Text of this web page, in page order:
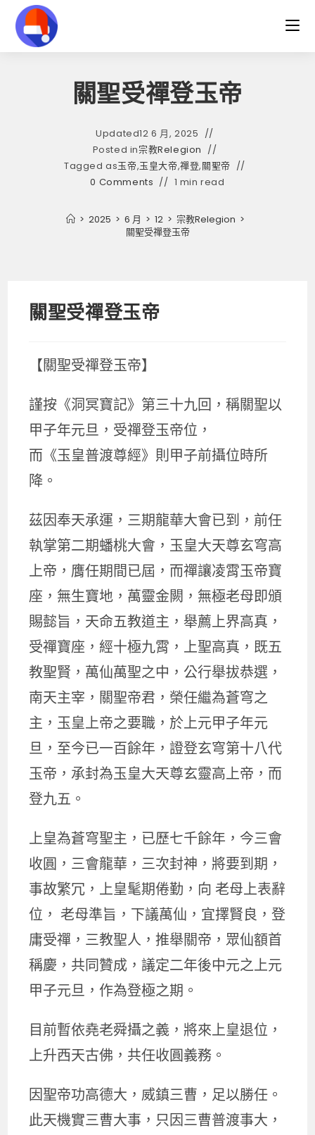
content
關聖受禪登玉帝
Updated12 6 月, 2025
Posted in宗教Relegion
Tagged as玉帝,玉皇大帝,禪登,關聖帝
0 Comments
1 min read
> 2025 > 6 月 > 12 > 宗教Relegion >
關聖受禪登玉帝
關聖受禪登玉帝
【關聖受禪登玉帝】
謹按《洞冥寶記》第三十九回，稱關聖以
甲子年元旦，受禪登玉帝位，
而《玉皇普渡尊經》則甲子前攝位時所
降。
茲因奉天承運，三期龍華大會已到，前任
執掌第二期蟠桃大會，玉皇大天尊玄穹高
上帝，膺任期間已屆，而禪讓凌霄玉帝寶
座，無生寶地，萬靈金闕，無極老母即頒
賜懿旨，天命五教道主，舉薦上界高真，
受禪寶座，經十極九霄，上聖高真，既五
教聖賢，萬仙萬聖之中，公行舉拔恭選，
南天主宰，關聖帝君，榮任繼為蒼穹之
主，玉皇上帝之要職，於上元甲子年元
旦，至今已一百餘年，證登玄穹第十八代
玉帝，承封為玉皇大天尊玄靈高上帝，而
登九五。
上皇為蒼穹聖主，已歷七千餘年，今三會
收圓，三會龍華，三次封神，將要到期，
事故繁冗，上皇髦期倦勤，向 老母上表辭
位， 老母準旨，下議萬仙，宜擇賢良，登
庸受禪，三教聖人，推舉關帝，眾仙額首
稱慶，共同贊成，議定二年後中元之上元
甲子元旦，作為登極之期。
目前暫依堯老舜攝之義，將來上皇退位，
上升西天古佛，共任收圓義務。
因聖帝功高德大，威鎮三曹，足以勝任。
此天機實三曹大事，只因三曹普渡事大，